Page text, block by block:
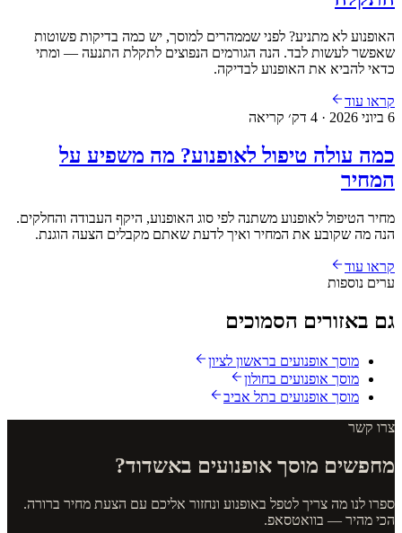
האופנוע לא מתניע? לפני שממהרים למוסך, יש כמה בדיקות פשוטות
שאפשר לעשות לבד. הנה הגורמים הנפוצים לתקלת התנעה — ומתי
כדאי להביא את האופנוע לבדיקה.
קראו עוד
6 ביוני 2026
·
4 דק׳ קריאה
כמה עולה טיפול לאופנוע? מה משפיע על
המחיר
מחיר הטיפול לאופנוע משתנה לפי סוג האופנוע, היקף העבודה והחלקים.
הנה מה שקובע את המחיר ואיך לדעת שאתם מקבלים הצעה הוגנת.
קראו עוד
ערים נוספות
גם באזורים הסמוכים
מוסך אופנועים בראשון לציון
מוסך אופנועים בחולון
מוסך אופנועים בתל אביב
צרו קשר
מחפשים מוסך אופנועים באשדוד?
ספרו לנו מה צריך לטפל באופנוע ונחזור אליכם עם הצעת מחיר ברורה.
הכי מהיר — בוואטסאפ.